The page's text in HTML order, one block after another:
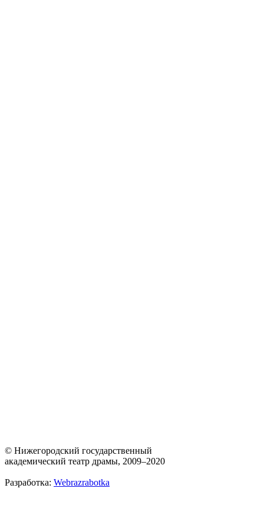
© Нижегородский государственный
академический театр драмы, 2009–2020
Разработка: Webrazrabotka